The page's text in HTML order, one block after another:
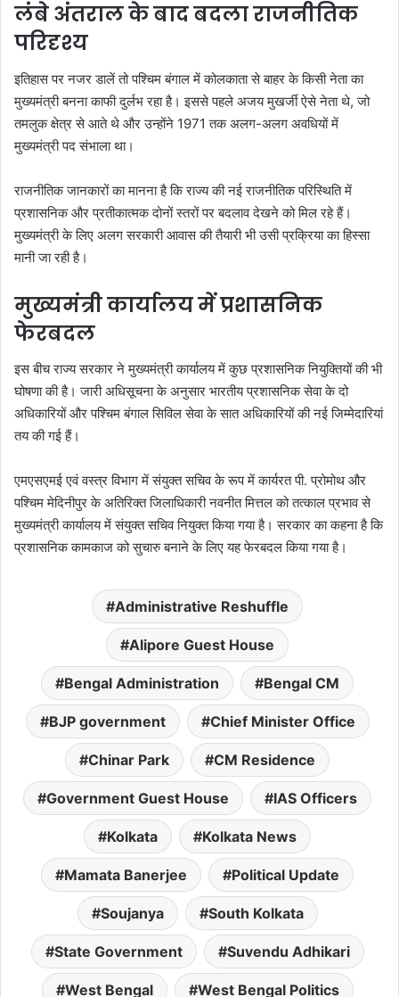
लंबे अंतराल के बाद बदला राजनीतिक
परिदृश्य
इतिहास पर नजर डालें तो पश्चिम बंगाल में कोलकाता से बाहर के किसी नेता का
मुख्यमंत्री बनना काफी दुर्लभ रहा है। इससे पहले अजय मुखर्जी ऐसे नेता थे, जो
तमलुक क्षेत्र से आते थे और उन्होंने 1971 तक अलग-अलग अवधियों में
मुख्यमंत्री पद संभाला था।
राजनीतिक जानकारों का मानना है कि राज्य की नई राजनीतिक परिस्थिति में
प्रशासनिक और प्रतीकात्मक दोनों स्तरों पर बदलाव देखने को मिल रहे हैं।
मुख्यमंत्री के लिए अलग सरकारी आवास की तैयारी भी उसी प्रक्रिया का हिस्सा
मानी जा रही है।
मुख्यमंत्री कार्यालय में प्रशासनिक
फेरबदल
इस बीच राज्य सरकार ने मुख्यमंत्री कार्यालय में कुछ प्रशासनिक नियुक्तियों की भी
घोषणा की है। जारी अधिसूचना के अनुसार भारतीय प्रशासनिक सेवा के दो
अधिकारियों और पश्चिम बंगाल सिविल सेवा के सात अधिकारियों की नई जिम्मेदारियां
तय की गई हैं।
एमएसएमई एवं वस्त्र विभाग में संयुक्त सचिव के रूप में कार्यरत पी. प्रोमोथ और
पश्चिम मेदिनीपुर के अतिरिक्त जिलाधिकारी नवनीत मित्तल को तत्काल प्रभाव से
मुख्यमंत्री कार्यालय में संयुक्त सचिव नियुक्त किया गया है। सरकार का कहना है कि
प्रशासनिक कामकाज को सुचारु बनाने के लिए यह फेरबदल किया गया है।
Administrative Reshuffle
Alipore Guest House
Bengal Administration Bengal CM
BJP government Chief Minister Office
Chinar Park CM Residence
Government Guest House IAS Officers
Kolkata Kolkata News
Mamata Banerjee Political Update
Soujanya South Kolkata
State Government Suvendu Adhikari
West Bengal West Bengal Politics